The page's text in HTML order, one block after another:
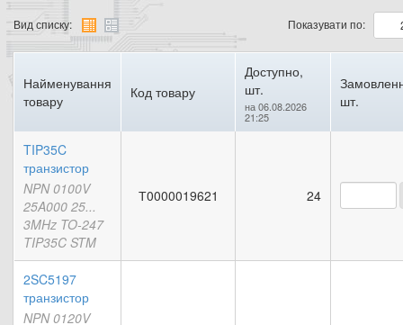
Вид списку: Показувати по:
Найменування
товару
Код товару
Доступно,
шт.
на 06.08.2026
21:25
шт.
TIP35C
транзистор
NPN 0100V
25A000 25...
3MHz TO-247
TIP35C STM
Т0000019621 24
2SC5197
транзистор
NPN 0120V